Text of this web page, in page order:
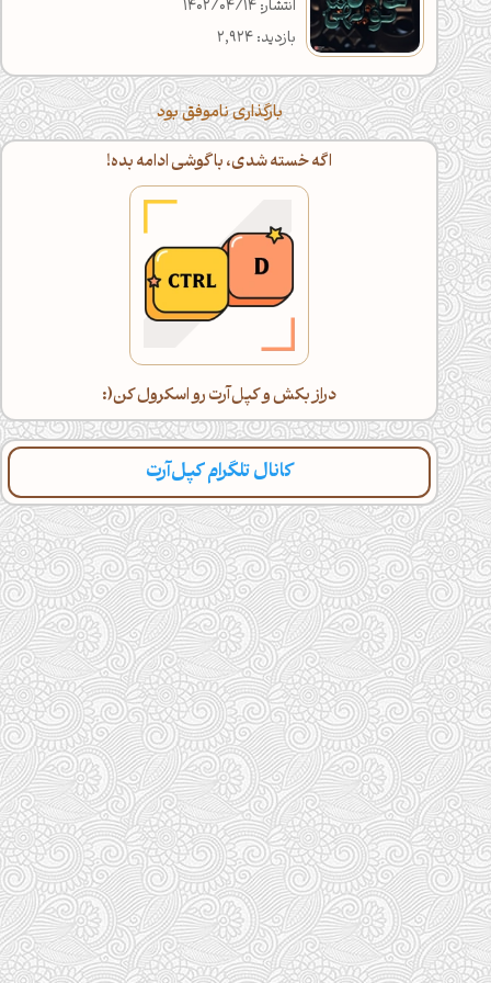
انتشار: 1402/04/14
بازدید: 2,924
بارگذاری ناموفق بود
اگه خسته شدی، با گوشی ادامه بده!
دراز بکش و کپل‌آرت رو اسکرول کن(:
کانال تلگرام کپل‌آرت